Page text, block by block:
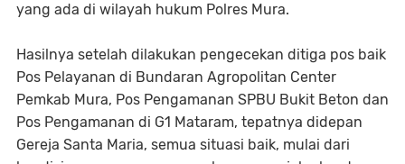
yang ada di wilayah hukum Polres Mura.
Hasilnya setelah dilakukan pengecekan ditiga pos baik
Pos Pelayanan di Bundaran Agropolitan Center
Pemkab Mura, Pos Pengamanan SPBU Bukit Beton dan
Pos Pengamanan di G1 Mataram, tepatnya didepan
Gereja Santa Maria, semua situasi baik, mulai dari